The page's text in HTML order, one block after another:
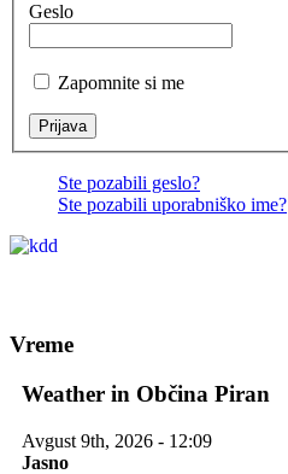
Geslo
Zapomnite si me
Ste pozabili geslo?
Ste pozabili uporabniško ime?
Vreme
Weather in Občina Piran
Avgust 9th, 2026 - 12:09
Jasno